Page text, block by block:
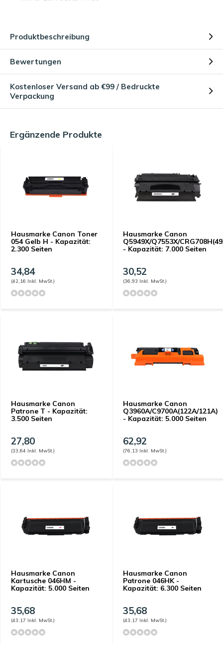
Produktbeschreibung
Bewertungen
Kostenloser Versand ab €99 / Bedruckte
Verpackung
Ergänzende Produkte
Hausmarke Canon Toner
054 Gelb H - Kapazität:
2.300 Seiten
34,84
(42,16 Inkl. MwSt.)
Hausmarke Canon
Q5949X/Q7553X/
- Kapazität: 7.000 Seiten
30,52
(36,93 Inkl. MwSt.)
Hausmarke Canon
Patrone T - Kapazität:
3.500 Seiten
27,80
(33,64 Inkl. MwSt.)
Hausmarke Canon
Q3960A/C9700A(122A/121A)
- Kapazität: 5.000 Seiten
62,92
(76,13 Inkl. MwSt.)
Hausmarke Canon
Kartusche 046HM -
Kapazität: 5.000 Seiten
35,68
(43,17 Inkl. MwSt.)
Hausmarke Canon
Patrone 046HK -
Kapazität: 6.300 Seiten
35,68
(43,17 Inkl. MwSt.)